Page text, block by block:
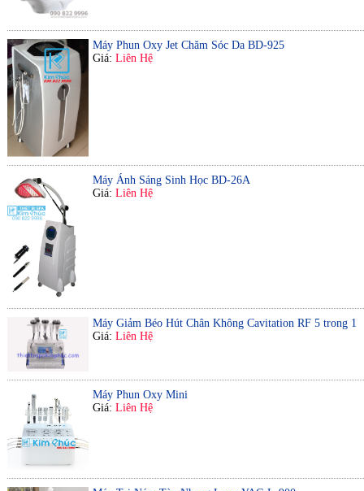
Máy Phun Oxy Jet Chăm Sóc Da BD-925
Giá: Liên Hệ
Máy Ánh Sáng Sinh Học BD-26A
Giá: Liên Hệ
Máy Giảm Béo Hút Chân Không Cavitation RF 5 trong 1
Giá: Liên Hệ
Máy Phun Oxy Mini
Giá: Liên Hệ